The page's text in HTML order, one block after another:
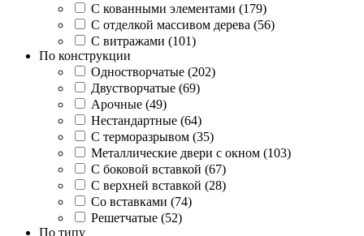
С кованными элементами (179)
С отделкой массивом дерева (56)
С витражами (101)
По конструкции
Одностворчатые (202)
Двустворчатые (69)
Арочные (49)
Нестандартные (64)
С терморазрывом (35)
Металлические двери с окном (103)
С боковой вставкой (67)
С верхней вставкой (28)
Со вставками (74)
Решетчатые (52)
По типу